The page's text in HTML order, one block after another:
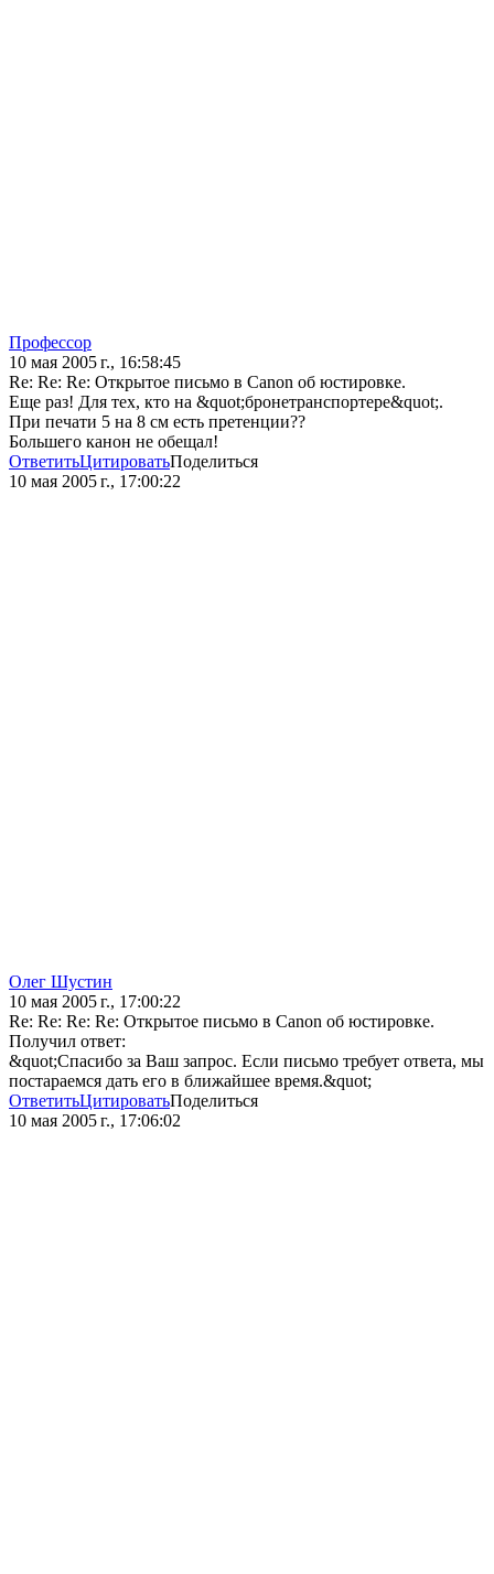
Профессор
10 мая 2005 г., 16:58:45
Re: Re: Re: Открытое письмо в Canon об юстировке.
Еще раз! Для тех, кто на &quot;бронетранспортере&quot;.
При печати 5 на 8 см есть претенции??
Большего канон не обещал!
ОтветитьЦитироватьПоделиться
10 мая 2005 г., 17:00:22
Олег Шустин
10 мая 2005 г., 17:00:22
Re: Re: Re: Re: Открытое письмо в Canon об юстировке.
Получил ответ:
&quot;Спасибо за Ваш запрос. Если письмо требует ответа, мы
постараемся дать его в ближайшее время.&quot;
ОтветитьЦитироватьПоделиться
10 мая 2005 г., 17:06:02